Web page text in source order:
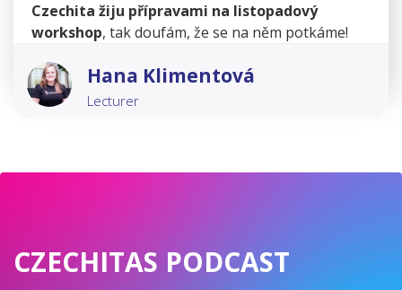
Czechita žiju přípravami na listopadový
workshop, tak doufám, že se na něm potkáme!
Hana Klimentová
Lecturer
CZECHITAS PODCAST